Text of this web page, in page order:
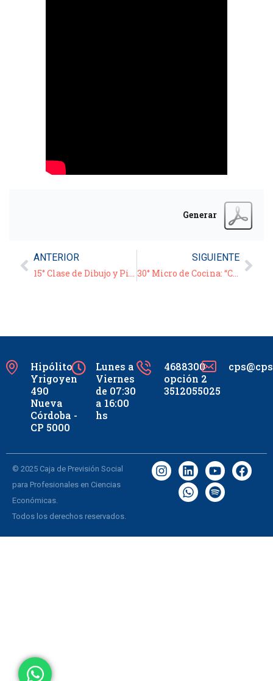
Generar
ANTERIOR
15° Clase de Dibujo y Pintura – 05/08/20
SIGUIENTE
30° Micro de Cocina: “Cheesecake con confitura de arándanos”
Hipólito
Yrigoyen
490
Nueva
Córdoba -
CP 5000
Lunes a
Viernes
de 07:30
a 16:00
hs
4688300
opción 2
3512055025
© 2025 Caja de Previsión Social
para Profesionales en Ciencias
Económicas.
Todos los derechos reservados.